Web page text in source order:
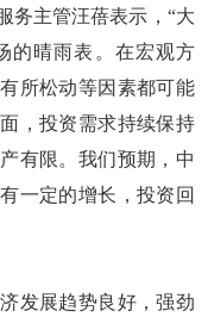
主管汪蓓表示，“大
的晴雨表。在宏观方
所松动等因素都可能
，投资需求持续保持
有限。我们预期，中
一定的增长，投资回
发展趋势良好，强劲